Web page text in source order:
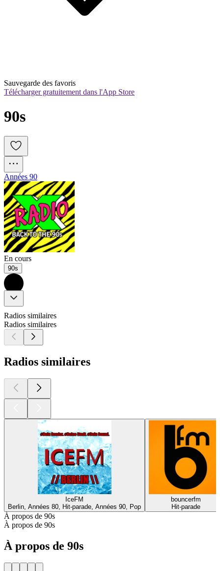
Sauvegarde des favoris
Télécharger gratuitement dans l'App Store
90s
Années 90
En cours
90s
Radios similaires
Radios similaires
Radios similaires
IceFM
Berlin, Années 80, Hit-parade, Années 90, Pop
bouncerfm
Hit-parade
À propos de 90s
À propos de 90s
À propos de 90s